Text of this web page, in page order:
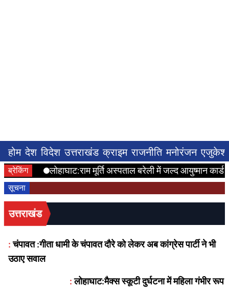
होम देश विदेश उत्तराखंड क्राइम राजनीति मनोरंजन
ब्रेकिंग लोहाघाट:राम मूर्ति अस्पताल बरेली में जल्द आयुष्मान कार्ड से
सूचना
उत्तराखंड
:चंपावत :गीता धामी के चंपावत दौरे को लेकर अब कांग्रेस पार्टी ने भी
उठाए सवाल
:लोहाघाट:मैक्स स्कूटी दुर्घटना में महिला गंभीर रूप